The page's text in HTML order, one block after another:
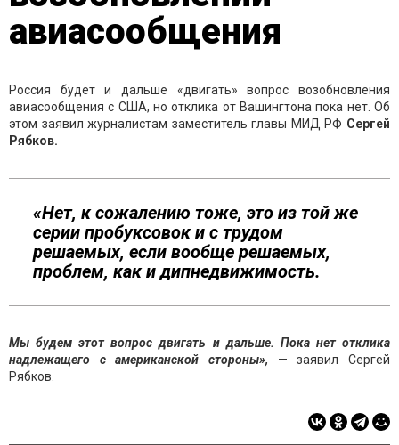
авиасообщения
Россия будет и дальше «двигать» вопрос возобновления
авиасообщения с США, но отклика от Вашингтона пока нет. Об
этом заявил журналистам заместитель главы МИД РФ Сергей
Рябков.
«Нет, к сожалению тоже, это из той же
серии пробуксовок и с трудом
решаемых, если вообще решаемых,
проблем, как и дипнедвижимость.
Мы будем этот вопрос двигать и дальше. Пока нет отклика
надлежащего с американской стороны», — заявил Сергей
Рябков.